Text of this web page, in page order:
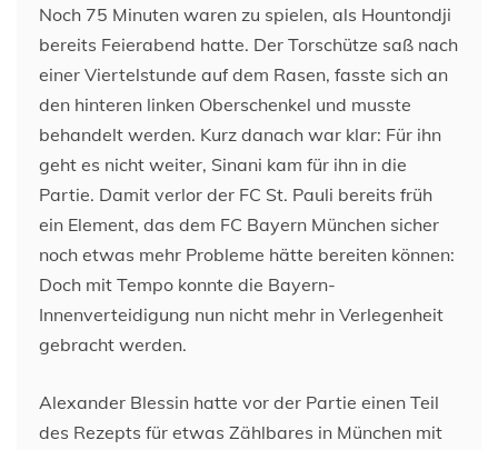
Noch 75 Minuten waren zu spielen, als Hountondji
bereits Feierabend hatte. Der Torschütze saß nach
einer Viertelstunde auf dem Rasen, fasste sich an
den hinteren linken Oberschenkel und musste
behandelt werden. Kurz danach war klar: Für ihn
geht es nicht weiter, Sinani kam für ihn in die
Partie. Damit verlor der FC St. Pauli bereits früh
ein Element, das dem FC Bayern München sicher
noch etwas mehr Probleme hätte bereiten können:
Doch mit Tempo konnte die Bayern-
Innenverteidigung nun nicht mehr in Verlegenheit
gebracht werden.
Alexander Blessin hatte vor der Partie einen Teil
des Rezepts für etwas Zählbares in München mit